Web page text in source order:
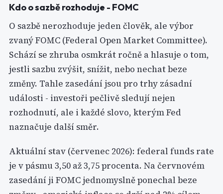
Kdo o sazbě rozhoduje - FOMC
O sazbě nerozhoduje jeden člověk, ale výbor
zvaný FOMC (Federal Open Market Committee).
Schází se zhruba osmkrát ročně a hlasuje o tom,
jestli sazbu zvýšit, snížit, nebo nechat beze
změny. Tahle zasedání jsou pro trhy zásadní
události - investoři pečlivě sledují nejen
rozhodnutí, ale i každé slovo, kterým Fed
naznačuje další směr.
Aktuální stav (červenec 2026): federal funds rate
je v pásmu 3,50 až 3,75 procenta. Na červnovém
zasedání ji FOMC jednomyslně ponechal beze